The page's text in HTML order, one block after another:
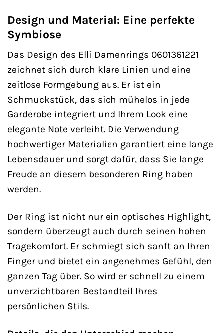
Design und Material: Eine perfekte
Symbiose
Das Design des Elli Damenrings 0601361221
zeichnet sich durch klare Linien und eine
zeitlose Formgebung aus. Er ist ein
Schmuckstück, das sich mühelos in jede
Garderobe integriert und Ihrem Look eine
elegante Note verleiht. Die Verwendung
hochwertiger Materialien garantiert eine lange
Lebensdauer und sorgt dafür, dass Sie lange
Freude an diesem besonderen Ring haben
werden.
Der Ring ist nicht nur ein optisches Highlight,
sondern überzeugt auch durch seinen hohen
Tragekomfort. Er schmiegt sich sanft an Ihren
Finger und bietet ein angenehmes Gefühl, den
ganzen Tag über. So wird er schnell zu einem
unverzichtbaren Bestandteil Ihres
persönlichen Stils.